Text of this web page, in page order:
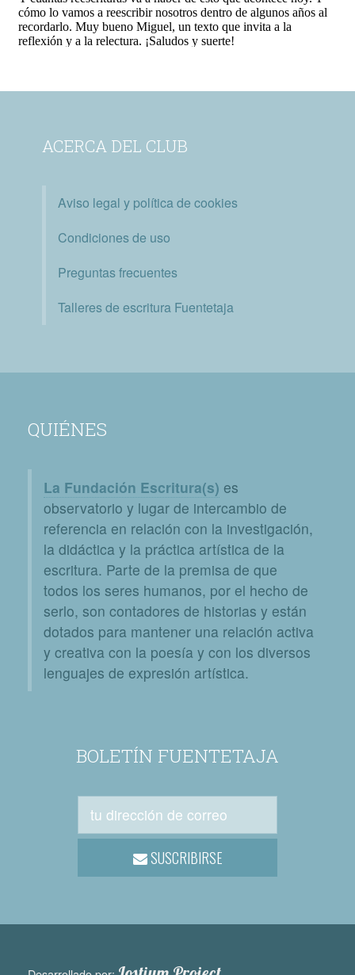
ACERCA DEL CLUB
Aviso legal y política de cookies
Condiciones de uso
Preguntas frecuentes
Talleres de escritura Fuentetaja
QUIÉNES
La Fundación Escritura(s) es
observatorio y lugar de intercambio de
referencia en relación con la investigación,
la didáctica y la práctica artística de la
escritura. Parte de la premisa de que
todos los seres humanos, por el hecho de
serlo, son contadores de historias y están
dotados para mantener una relación activa
y creativa con la poesía y con los diversos
lenguajes de expresión artística.
BOLETÍN FUENTETAJA
SUSCRIBIRSE